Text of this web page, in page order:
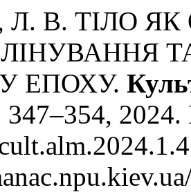
В. ТІЛО ЯК
ЕПОХУ.
347–354,